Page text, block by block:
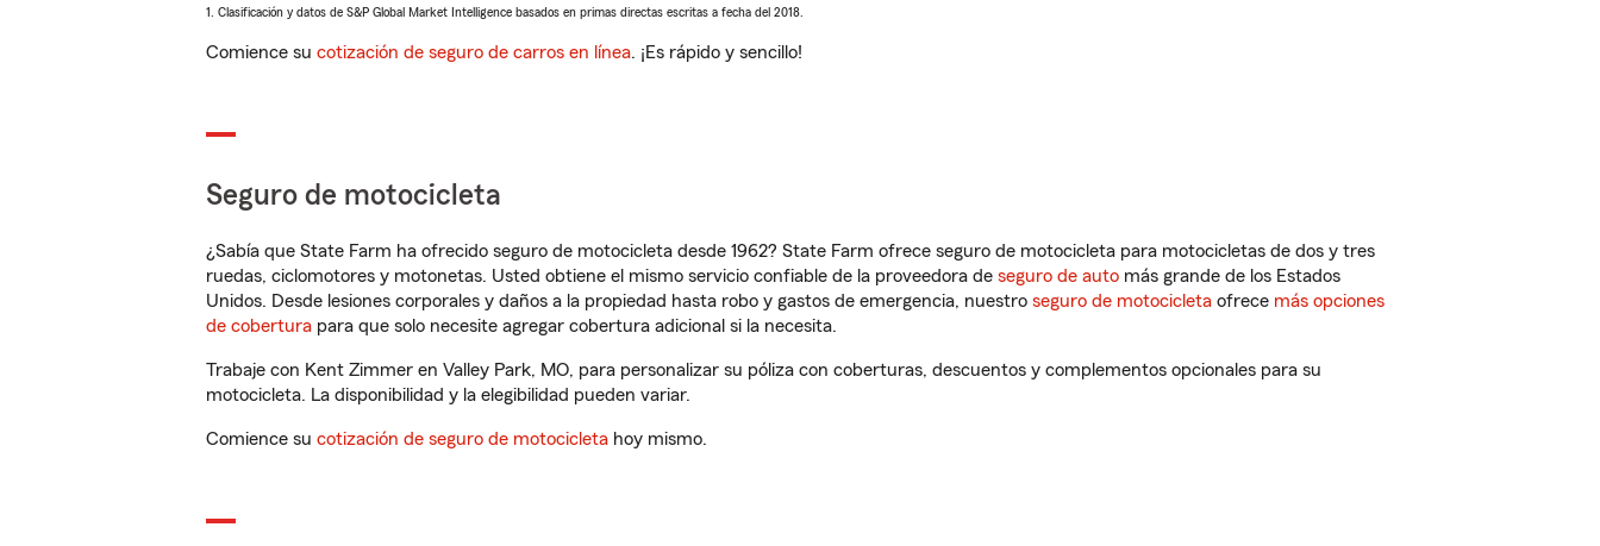
1. Clasificación y datos de S&P Global Market Intelligence basados en primas directas escritas a fecha del 2018.
Comience su cotización de seguro de carros en línea. ¡Es rápido y sencillo!
Seguro de motocicleta
¿Sabía que State Farm ha ofrecido seguro de motocicleta desde 1962? State Farm ofrece seguro de motocicleta para motocicletas de dos y tres
ruedas, ciclomotores y motonetas. Usted obtiene el mismo servicio confiable de la proveedora de seguro de auto más grande de los Estados
Unidos. Desde lesiones corporales y daños a la propiedad hasta robo y gastos de emergencia, nuestro seguro de motocicleta ofrece más opciones
de cobertura para que solo necesite agregar cobertura adicional si la necesita.
Trabaje con Kent Zimmer en Valley Park, MO, para personalizar su póliza con coberturas, descuentos y complementos opcionales para su
motocicleta. La disponibilidad y la elegibilidad pueden variar.
Comience su cotización de seguro de motocicleta hoy mismo.